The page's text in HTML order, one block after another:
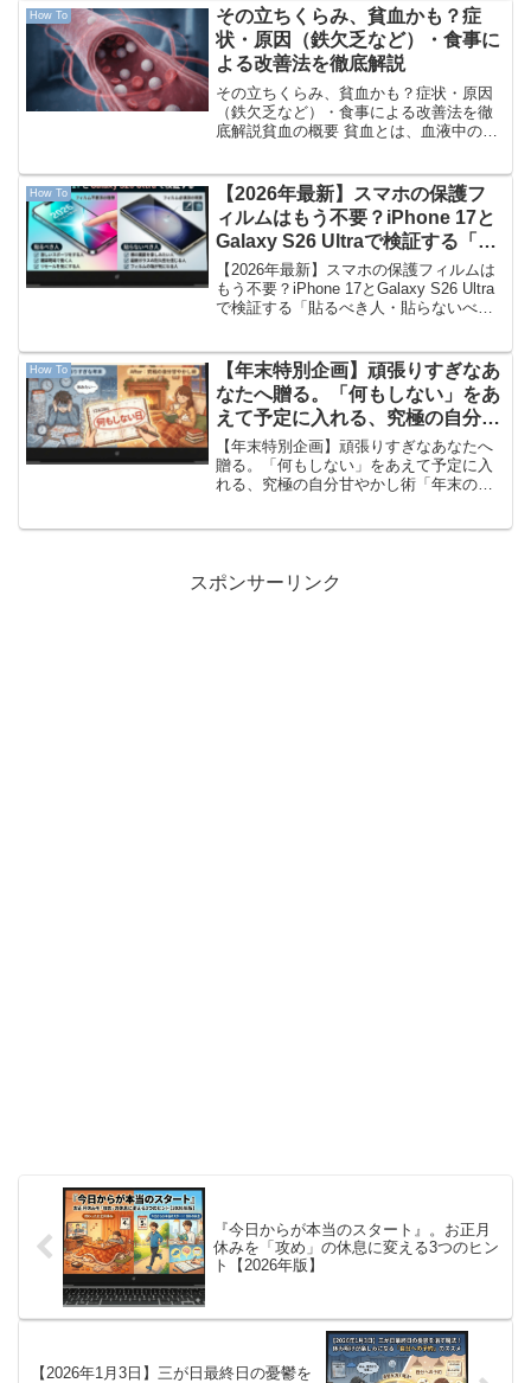
は特別な意味を持つ、とても重要な1日だ
ということをご存知...
How To
その立ちくらみ、貧血かも？症
状・原因（鉄欠乏など）・食事に
よる改善法を徹底解説
その立ちくらみ、貧血かも？症状・原因
（鉄欠乏など）・食事による改善法を徹
底解説貧血の概要 貧血とは、血液中の
含まれるタンパク質の一種で、全身の細
胞に酸素を運ぶという非...
How To
【2026年最新】スマホの保護フ
ィルムはもう不要？iPhone 17と
Galaxy S26 Ultraで検証する「貼
るべき人・貼らないべき人」
【2026年最新】スマホの保護フィルムは
もう不要？iPhone 17とGalaxy S26 Ultra
で検証する「貼るべき人・貼らないべき
しろ貼ると性能が落ちるかも？ス...
How To
【年末特別企画】頑張りすぎなあ
なたへ贈る。「何もしない」をあ
えて予定に入れる、究極の自分甘
やかし術
【年末特別企画】頑張りすぎなあなたへ
贈る。「何もしない」をあえて予定に入
れる、究極の自分甘やかし術「年末の自
スポンサーリンク
『今日からが本当のスタート』。お正月
休みを「攻め」の休息に変える3つのヒン
ト【2026年版】
【2026年1月3日】三が日最終日の憂鬱を